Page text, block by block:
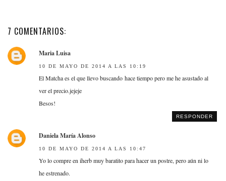
7 COMENTARIOS:
Maria Luisa
10 DE MAYO DE 2014 A LAS 10:19
El Matcha es el que llevo buscando hace tiempo pero me he asustado al
ver el precio.jejeje
Besos!
RESPONDER
Daniela María Alonso
10 DE MAYO DE 2014 A LAS 10:47
Yo lo compre en iherb muy baratito para hacer un postre, pero aún ni lo
he estrenado.